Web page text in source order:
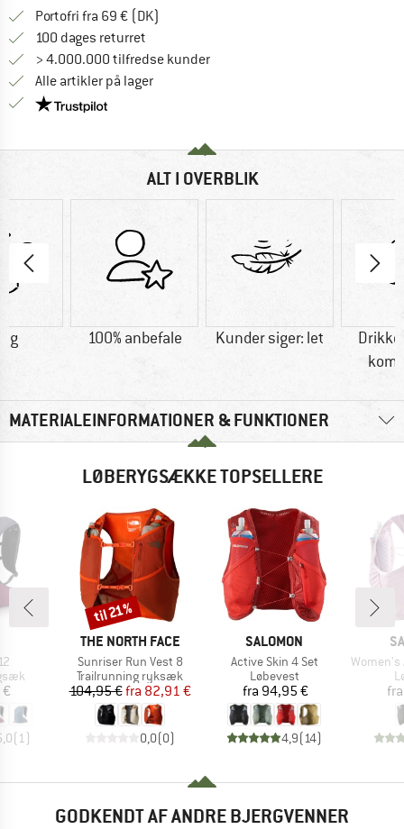
Portofri fra 69 € (DK)
100 dages returret
> 4.000.000 tilfredse kunder
Alle artikler på lager
Vi er Trustpilot-certificeret - oplysningerne får du
ALT I OVERBLIK
g 100% anbefale Kunder siger: let
MATERIALEINFORMATIONER & FUNKTIONER
LØBERYGSÆKKE TOPSELLERE
(1 )
MÆRKE
THE NORTH FACE
Artikel
Sunriser Run Vest 8
Produktgruppe
Trailrunning ryksæk
Pris
104,95 € Nedsat pris
fra 82,91 €
0,0(0)
Rabat
til 21%
MÆRKE
SALOMON
Artikel
Active Skin 4 Set
Produktgruppe
Løbevest
Pris
fra 94,95 €
4,9(14)
Artikel
Women's
fra
GODKENDT AF ANDRE BJERGVENNER